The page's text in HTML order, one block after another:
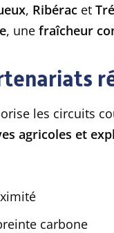
, Ribérac et
, une fraîcheur
les circuits
agricoles et
carbone